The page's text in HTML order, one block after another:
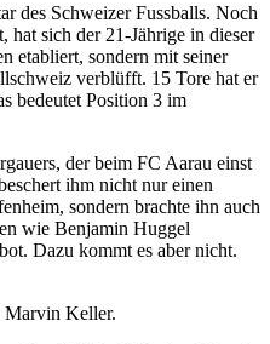
des Schweizer Fussballs. Noch
hat sich der 21-Jährige in dieser
etabliert, sondern mit seiner
verblüfft. 15 Tore hat er
bedeutet Position 3 im
der beim FC Aarau einst
ihm nicht nur einen
sondern brachte ihn auch
wie Benjamin Huggel
Dazu kommt es aber nicht.
Keller.